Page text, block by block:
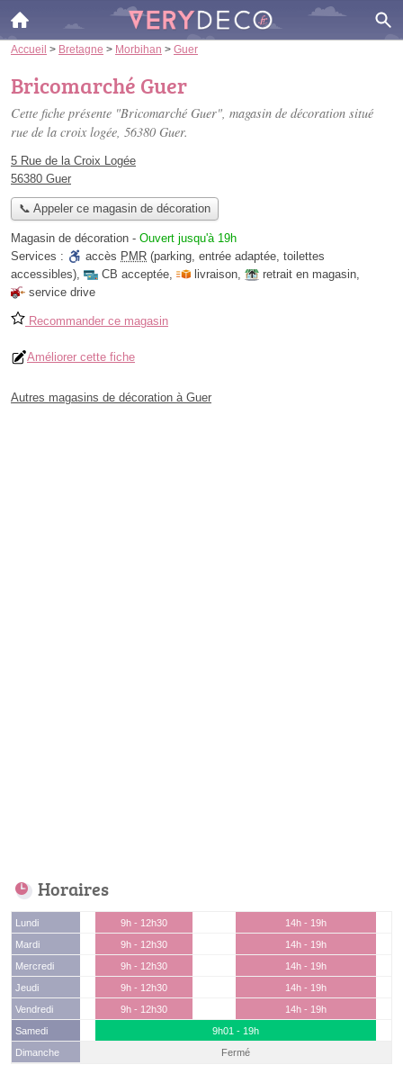
Accueil > Bretagne > Morbihan > Guer
Bricomarché Guer
Cette fiche présente "Bricomarché Guer", magasin de décoration situé
rue de la croix logée, 56380 Guer.
5 Rue de la Croix Logée
56380 Guer
📞 Appeler ce magasin de décoration
Magasin de décoration - Ouvert jusqu'à 19h
Services :
accès PMR (parking, entrée adaptée, toilettes
accessibles), CB acceptée, livraison, retrait en magasin,
service drive
Recommander ce magasin
Améliorer cette fiche
Autres magasins de décoration à Guer
Horaires
Lundi 9h - 12h30
14h - 19h
Mardi
9h - 12h30
14h - 19h
Mercredi
9h - 12h30
14h - 19h
Jeudi
9h - 12h30
14h - 19h
Vendredi
9h - 12h30
14h - 19h
Samedi
9h01 - 19h
Dimanche
Fermé